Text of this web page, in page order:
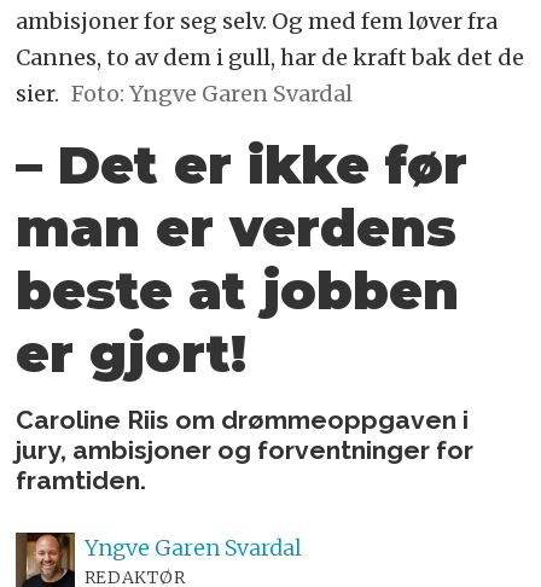
ambisjoner for seg selv. Og med fem løver fra
Cannes, to av dem i gull, har de kraft bak det de
sier. Foto: Yngve Garen Svardal
– Det er ikke før
man er verdens
beste at jobben
er gjort!
Caroline Riis om drømmeoppgaven i
jury, ambisjoner og forventninger for
framtiden.
Yngve Garen Svardal
REDAKTØR